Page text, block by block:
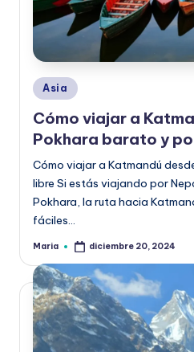
Publicado
en
Asia
Cómo viajar a
Pokhara barato y
Cómo viajar a Katmandú
libre Si estás viajando por
Pokhara, la ruta hacia
fáciles…
Publicado
Maria diciembre 20, 2024